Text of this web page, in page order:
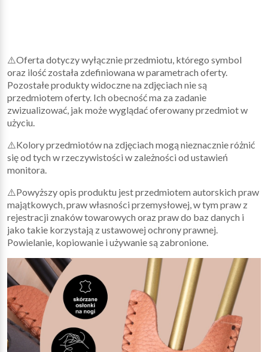
⚠️Oferta dotyczy wyłącznie przedmiotu, którego symbol
oraz ilość została zdefiniowana w parametrach oferty.
Pozostałe produkty widoczne na zdjęciach nie są
przedmiotem oferty. Ich obecność ma za zadanie
zwizualizować, jak może wyglądać oferowany przedmiot w
użyciu.
⚠️Kolory przedmiotów na zdjęciach mogą nieznacznie różnić
się od tych w rzeczywistości w zależności od ustawień
monitora.
⚠️Powyższy opis produktu jest przedmiotem autorskich praw
majątkowych, praw własności przemysłowej, w tym praw z
rejestracji znaków towarowych oraz praw do baz danych i
jako takie korzystają z ustawowej ochrony prawnej.
Powielanie, kopiowanie i używanie są zabronione.